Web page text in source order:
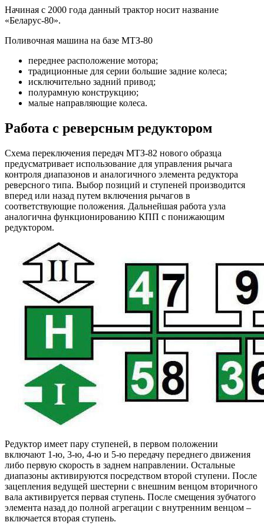
Начиная с 2000 года данный трактор носит название
«Беларус-80».
Поливочная машина на базе МТЗ-80
переднее расположение мотора;
традиционные для серии большие задние колеса;
исключительно задний привод;
полурамную конструкцию;
малые направляющие колеса.
Работа с реверсным редуктором
Схема переключения передач МТЗ-82 нового образца
предусматривает использование для управления рычага
контроля диапазонов и аналогичного элемента редуктора
реверсного типа. Выбор позиций и ступеней производится
вперед или назад путем включения рычагов в
соответствующие положения. Дальнейшая работа узла
аналогична функционированию КПП с понижающим
редуктором.
Редуктор имеет пару ступеней, в первом положении
включают 1-ю, 3-ю, 4-ю и 5-ю передачу переднего движения
либо первую скорость в заднем направлении. Остальные
диапазоны активируются посредством второй ступени. После
зацепления ведущей шестерни с внешним венцом вторичного
вала активируется первая ступень. После смещения зубчатого
элемента назад до полной агрегации с внутренним венцом –
включается вторая ступень.